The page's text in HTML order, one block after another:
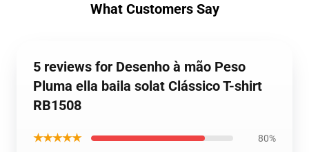
What Customers Say
5 reviews for Desenho à mão Peso
Pluma ella baila solat Clássico T-shirt
RB1508
★★★★★ 80%